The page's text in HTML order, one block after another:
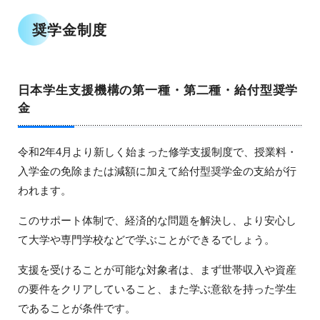
奨学金制度
日本学生支援機構の第一種・第二種・給付型奨学
金
令和2年4月より新しく始まった修学支援制度で、授業料・
入学金の免除または減額に加えて給付型奨学金の支給が行
われます。
このサポート体制で、経済的な問題を解決し、より安心し
て大学や専門学校などで学ぶことができるでしょう。
支援を受けることが可能な対象者は、まず世帯収入や資産
の要件をクリアしていること、また学ぶ意欲を持った学生
であることが条件です。